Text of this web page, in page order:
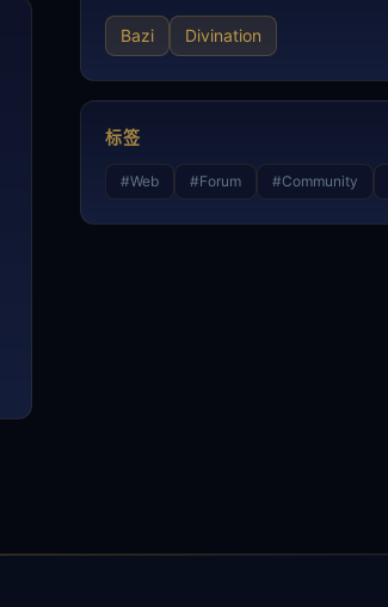
Bazi Divination
标签
#Web #Forum #Community